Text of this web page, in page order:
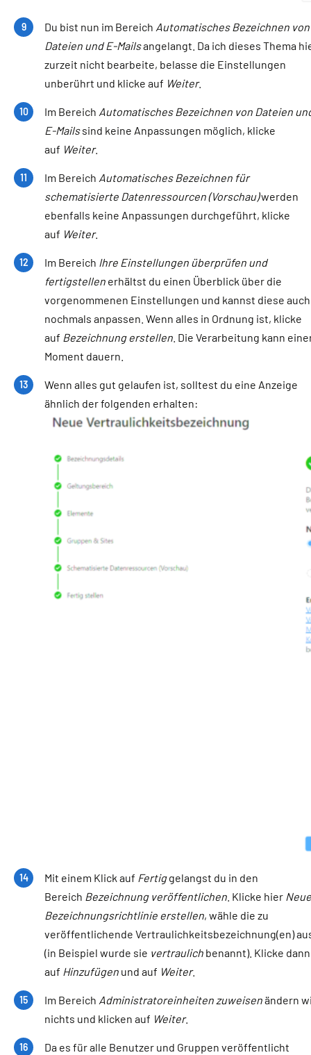
Du bist nun im Bereich Automatisches Bezeichnen von
Dateien und E-Mailsangelangt. Da ich dieses Thema
zurzeit nicht bearbeite, belasse die Einstellungen
unberührt und klicke auf Weiter.
Im Bereich Automatisches Bezeichnen von Dateien
E-Mailssind keine Anpassungen möglich, klicke
auf Weiter.
Im Bereich Automatisches Bezeichnen für
schematisierte Datenressourcen (Vorschau)werden
ebenfalls keine Anpassungen durchgeführt, klicke
auf Weiter.
Im Bereich Ihre Einstellungen überprüfen und
fertigstellen erhältst du einen Überblick über die
vorgenommenen Einstellungen und kannst diese auch
nochmals anpassen. Wenn alles in Ordnung ist, klicke
auf Bezeichnung erstellen . Die Verarbeitung kann
Moment dauern.
Wenn alles gut gelaufen ist, solltest du eine Anzeige
ähnlich der folgenden erhalten:
Mit einem Klick auf Fertiggelangst du in den
Bereich Bezeichnung veröffentlichen . Klicke hier Neue
Bezeichnungsrichtlinie erstellen, wähle die zu
veröffentlichende Vertraulichkeitsbezeichnung(en)
(in Beispiel wurde sie vertraulich benannt). Klicke dann
auf Hinzufügen und auf Weiter.
Im Bereich Administratoreinheiten zuweisenändern
nichts und klicken auf Weiter.
Da es für alle Benutzer und Gruppen veröffentlicht